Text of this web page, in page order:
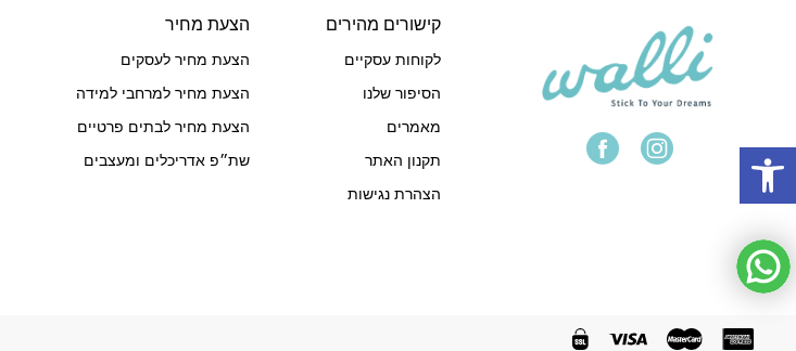
קישורים מהירים
לקוחות עסקיים
הסיפור שלנו
מאמרים
תקנון האתר
הצהרת נגישות
הצעת מחיר
הצעת מחיר לעסקים
הצעת מחיר למרחבי למידה
הצעת מחיר לבתים פרטיים
שת״פ אדריכלים ומעצבים
פתח סרגל נגישות